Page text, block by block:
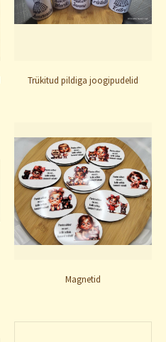
Trükitud pildiga joogipudelid
Magnetid